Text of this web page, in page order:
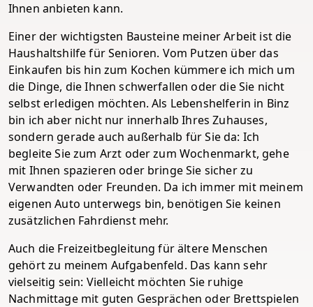
Ihnen anbieten kann.
Einer der wichtigsten Bausteine meiner Arbeit ist die
Haushaltshilfe für Senioren. Vom Putzen über das
Einkaufen bis hin zum Kochen kümmere ich mich um
die Dinge, die Ihnen schwerfallen oder die Sie nicht
selbst erledigen möchten. Als Lebenshelferin in Binz
bin ich aber nicht nur innerhalb Ihres Zuhauses,
sondern gerade auch außerhalb für Sie da: Ich
begleite Sie zum Arzt oder zum Wochenmarkt, gehe
mit Ihnen spazieren oder bringe Sie sicher zu
Verwandten oder Freunden. Da ich immer mit meinem
eigenen Auto unterwegs bin, benötigen Sie keinen
zusätzlichen Fahrdienst mehr.
Auch die Freizeitbegleitung für ältere Menschen
gehört zu meinem Aufgabenfeld. Das kann sehr
vielseitig sein: Vielleicht möchten Sie ruhige
Nachmittage mit guten Gesprächen oder Brettspielen